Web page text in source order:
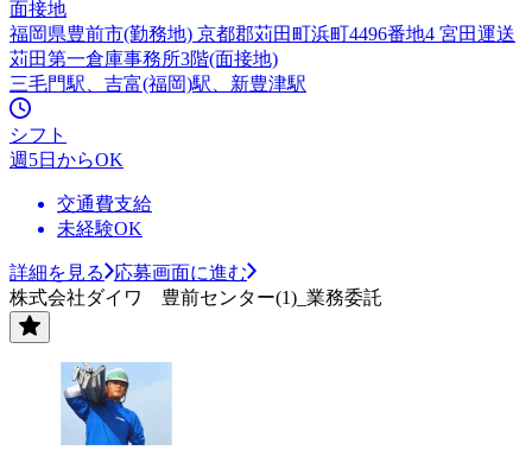
面接地
福岡県豊前市(勤務地) 京都郡苅田町浜町4496番地4 宮田運送
苅田第一倉庫事務所3階(面接地)
三毛門駅、吉富(福岡)駅、新豊津駅
シフト
週5日からOK
交通費支給
未経験OK
詳細を見る
応募画面に進む
株式会社ダイワ 豊前センター(1)_業務委託